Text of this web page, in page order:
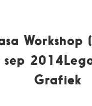
Workshop
sep
Grafiek